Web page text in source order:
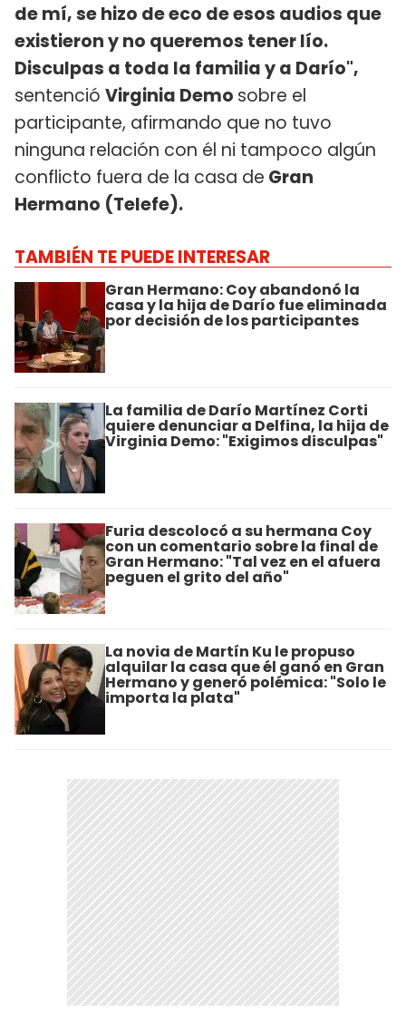
de mí, se hizo de eco de esos audios que
existieron y no queremos tener lío.
Disculpas a toda la familia y a Darío",
sentenció Virginia Demo sobre el
participante, afirmando que no tuvo
ninguna relación con él ni tampoco algún
conflicto fuera de la casa de Gran
Hermano (Telefe).
TAMBIÉN TE PUEDE INTERESAR
Gran Hermano: Coy abandonó la
casa y la hija de Darío fue eliminada
por decisión de los participantes
La familia de Darío Martínez Corti
quiere denunciar a Delfina, la hija de
Virginia Demo: "Exigimos disculpas"
Furia descolocó a su hermana Coy
con un comentario sobre la final de
Gran Hermano: "Tal vez en el afuera
peguen el grito del año"
La novia de Martín Ku le propuso
alquilar la casa que él ganó en Gran
Hermano y generó polémica: "Solo le
importa la plata"